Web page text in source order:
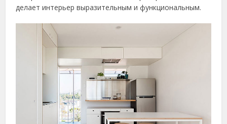
делает интерьер выразительным и функциональным.